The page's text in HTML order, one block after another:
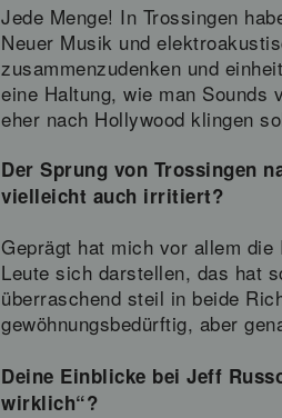
Jede Menge! In Trossingen
Neuer Musik und
zusammenzudenken und
eine Haltung, wie man Sounds
eher nach Hollywood klingen
Der Sprung von Trossingen
vielleicht auch irritiert?
Geprägt hat mich vor allem
Leute sich darstellen, das hat
überraschend steil in beide
gewöhnungsbedürftig, aber
Deine Einblicke bei Jeff
wirklich“?